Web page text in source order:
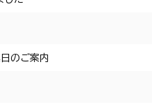
のご案内